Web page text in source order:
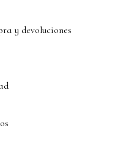
y devoluciones